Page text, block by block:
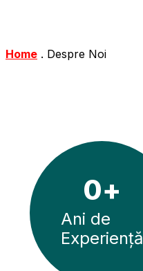
Home . Despre Noi
Ani de
Experiență
0+